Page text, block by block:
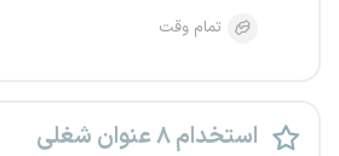
تمام وقت
استخدام ۸ عنوان شغلی